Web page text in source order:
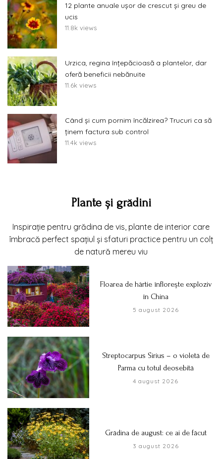
12 plante anuale ușor de crescut și greu de
ucis
11.8k views
Urzica, regina înțepăcioasă a plantelor, dar
oferă beneficii nebănuite
11.6k views
Când și cum pornim încălzirea? Trucuri ca să
ținem factura sub control
11.4k views
Plante și grădini
Inspirație pentru grădina de vis, plante de interior care
îmbracă perfect spațiul și sfaturi practice pentru un colț
de natură mereu viu
Floarea de hârtie înflorește exploziv
în China
5 august 2026
Streptocarpus Sirius – o violetă de
Parma cu totul deosebită
4 august 2026
Grădina de august: ce ai de făcut
3 august 2026